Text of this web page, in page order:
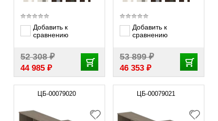
Добавить к
сравнению
52 308₽
44 985 ₽
Добавить к
сравнению
53 899₽
46 353 ₽
ЦБ-00079020 ЦБ-00079021